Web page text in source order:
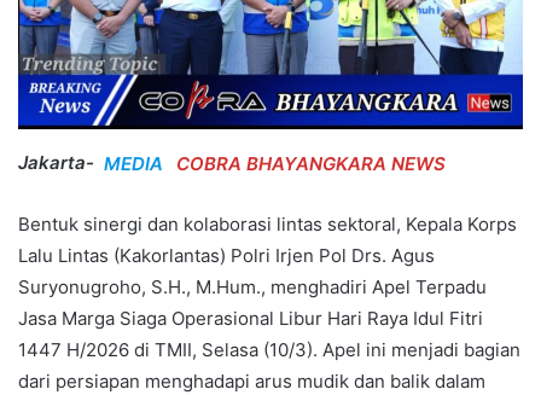
Jakarta- MEDIA COBRA BHAYANGKARA NEWS
Bentuk sinergi dan kolaborasi lintas sektoral, Kepala Korps
Lalu Lintas (Kakorlantas) Polri Irjen Pol Drs. Agus
Suryonugroho, S.H., M.Hum., menghadiri Apel Terpadu
Jasa Marga Siaga Operasional Libur Hari Raya Idul Fitri
1447 H/2026 di TMII, Selasa (10/3). Apel ini menjadi bagian
dari persiapan menghadapi arus mudik dan balik dalam